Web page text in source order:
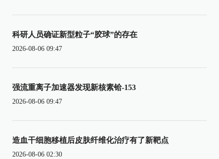
科研人员确证新型粒子“胶球”的存在
2026-08-06 09:47
强流重离子加速器发现新核素铪-153
2026-08-06 09:47
造血干细胞移植后皮肤纤维化治疗有了新靶点
2026-08-06 02:30